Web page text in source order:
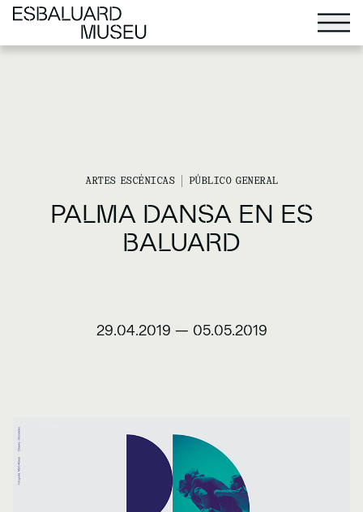
ARTES ESCÉNICAS PÚBLICO GENERAL
PALMA DANSA EN ES
BALUARD
29.04.2019 — 05.05.2019